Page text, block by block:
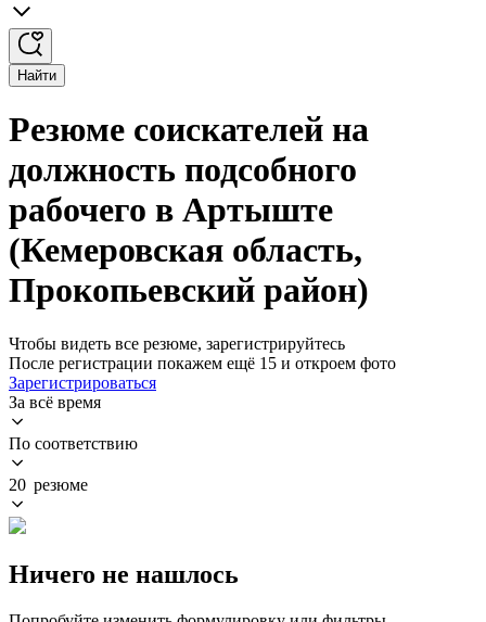
Найти
Резюме соискателей на
должность подсобного
рабочего в Артыште
(Кемеровская область,
Прокопьевский район)
Чтобы видеть все резюме, зарегистрируйтесь
После регистрации покажем ещё 15 и откроем фото
Зарегистрироваться
За всё время
По соответствию
20 резюме
Ничего не нашлось